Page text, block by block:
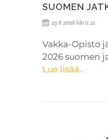
SUOMEN
25.6.2026 klo 11.21
Vakka-Opisto
2026 suomen
Lue lisää..